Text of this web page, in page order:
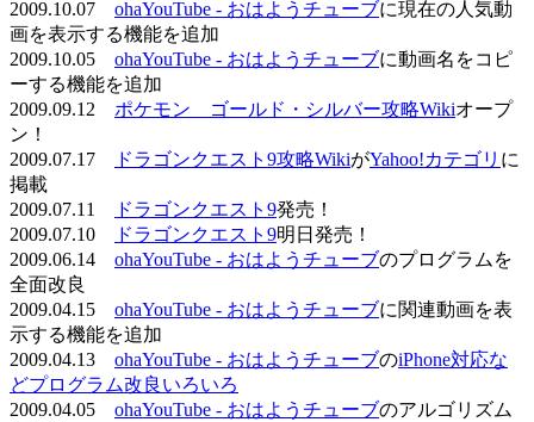
2009.10.07 ohaYouTube - おはようチューブに現在の人気動
画を表示する機能を追加
2009.10.05 ohaYouTube - おはようチューブに動画名をコピ
ーする機能を追加
2009.09.12 ポケモン ゴールド・シルバー攻略Wikiオープ
ン！
2009.07.17
ドラゴンクエスト9攻略WikiがYahoo!カテゴリ に
掲載
2009.07.11
ドラゴンクエスト9発売！
2009.07.10
ドラゴンクエスト9明日発売！
2009.06.14 ohaYouTube - おはようチューブのプログラムを
全面改良
2009.04.15 ohaYouTube - おはようチューブに関連動画を表
示する機能を追加
2009.04.13 ohaYouTube - おはようチューブのiPhone対応な
どプログラム改良いろいろ
2009.04.05 ohaYouTube - おはようチューブのアルゴリズム